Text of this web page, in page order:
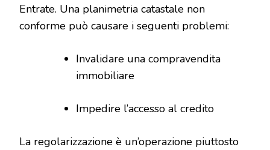
Entrate. Una planimetria catastale non
conforme può causare i seguenti problemi:
Invalidare una compravendita
immobiliare
Impedire l’accesso al credito
La regolarizzazione è un’operazione piuttosto